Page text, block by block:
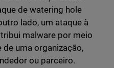
de watering hole
lado, um ataque à
malware por meio
uma organização,
ou parceiro.